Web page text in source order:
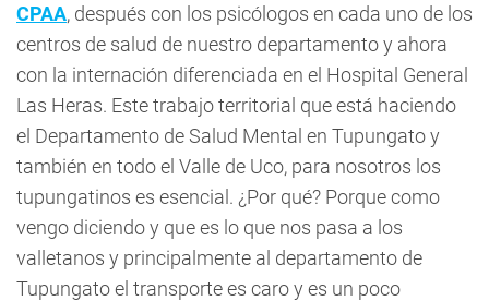
CPAA, después con los psicólogos en cada uno de los
centros de salud de nuestro departamento y ahora
con la internación diferenciada en el Hospital General
Las Heras. Este trabajo territorial que está haciendo
el Departamento de Salud Mental en Tupungato y
también en todo el Valle de Uco, para nosotros los
tupungatinos es esencial. ¿Por qué? Porque como
vengo diciendo y que es lo que nos pasa a los
valletanos y principalmente al departamento de
Tupungato el transporte es caro y es un poco